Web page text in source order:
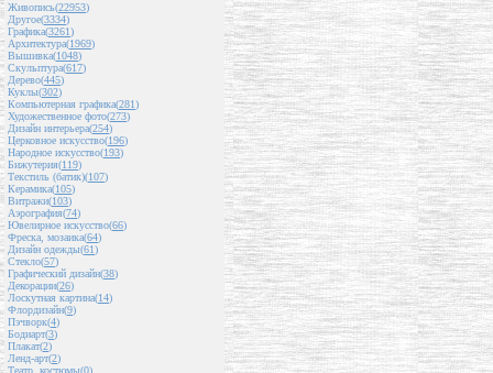
Живопись(22953)
Другое(3334)
Графика(3261)
Архитектура(1969)
Вышивка(1048)
Скульптура(617)
Дерево(445)
Куклы(302)
Компьютерная графика(281)
Художественное фото(273)
Дизайн интерьера(254)
Церковное искусство(196)
Народное искусство(193)
Бижутерия(119)
Текстиль (батик)(107)
Керамика(105)
Витражи(103)
Аэрография(74)
Ювелирное искусство(66)
Фреска, мозаика(64)
Дизайн одежды(61)
Стекло(57)
Графический дизайн(38)
Декорации(26)
Лоскутная картина(14)
Флордизайн(9)
Пэчворк(4)
Бодиарт(3)
Плакат(2)
Ленд-арт(2)